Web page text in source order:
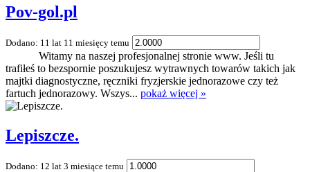
Pov-gol.pl
Dodano: 11 lat 11 miesięcy temu
Witamy na naszej profesjonalnej stronie www. Jeśli tu
trafiłeś to bezspornie poszukujesz wytrawnych towarów takich jak
majtki diagnostyczne, ręczniki fryzjerskie jednorazowe czy też
fartuch jednorazowy. Wszys... pokaż więcej »
Lepiszcze.
Dodano: 12 lat 3 miesiące temu